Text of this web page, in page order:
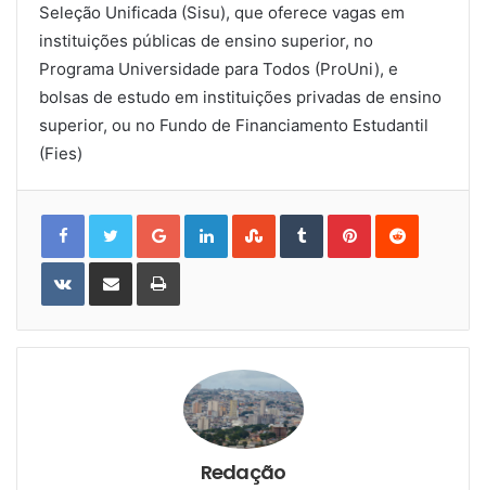
Seleção Unificada (Sisu), que oferece vagas em
instituições públicas de ensino superior, no
Programa Universidade para Todos (ProUni), e
bolsas de estudo em instituições privadas de ensino
superior, ou no Fundo de Financiamento Estudantil
(Fies)
Google+LinkedInStumbleUpon
TumblrPinterestReddit
VKontakteShare
Email
Print
Redação